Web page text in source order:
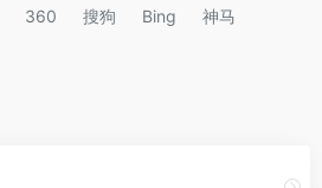
360 搜狗 Bing 神马